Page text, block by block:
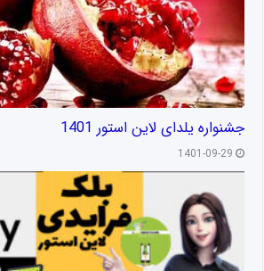
جشنواره یلدای لاین استور 1401
1401-09-29